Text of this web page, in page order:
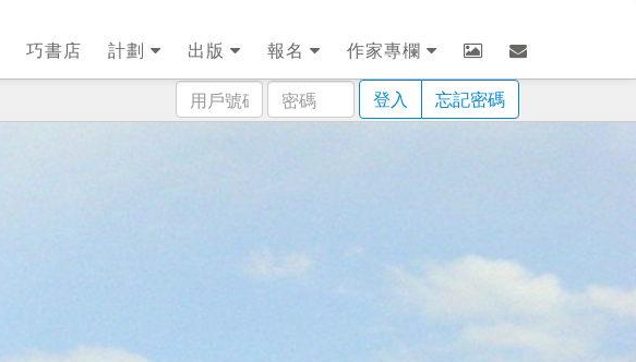
巧書店 計劃 出版 報名
作家專欄
用
戶
密
碼
登入 忘記密碼